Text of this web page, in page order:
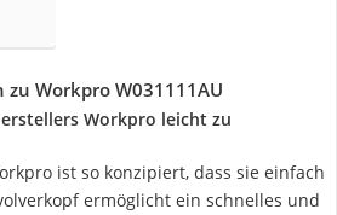
Workpro W031111AU
Workpro leicht zu
ist so konzipiert, dass sie einfach
ermöglicht ein schnelles und